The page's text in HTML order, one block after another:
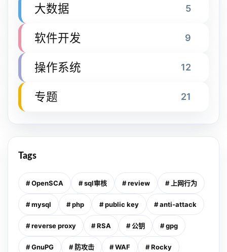
大数据 5
软件开发 9
操作系统 12
专题 21
Tags
# OpenSCA # sql审核 # review # 上网行为
# mysql # php # public key # anti-attack
# reverse proxy # RSA # 公钥 # gpg
# GnuPG # 防攻击 # WAF # Rocky